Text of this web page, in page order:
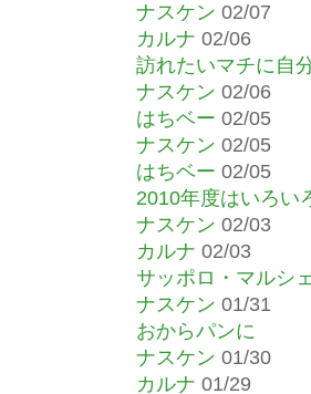
ナスケン 02/07
カルナ 02/06
訪れたいマチに自
ナスケン 02/06
はちベー 02/05
ナスケン 02/05
はちベー 02/05
2010年度はいろい
ナスケン 02/03
カルナ 02/03
サッポロ・マルシ
ナスケン 01/31
おからパンに
ナスケン 01/30
カルナ 01/29